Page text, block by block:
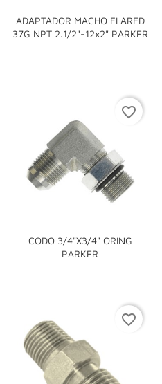
ADAPTADOR MACHO FLARED
37G NPT 2.1/2"-12x2" PARKER
CODO 3/4"x3/4" ORING
PARKER
favorite_border
favorite_border